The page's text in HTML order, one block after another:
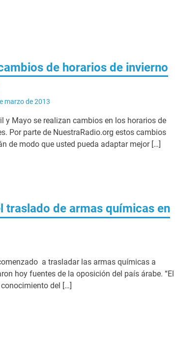
de horarios de invierno
marzo de 2013
y Mayo se realizan cambios en los horarios de
Por parte de NuestraRadio.org estos cambios
de modo que usted pueda adaptar mejor […]
traslado de armas químicas en
a trasladar las armas químicas a
hoy fuentes de la oposición del país árabe. “El
del […]